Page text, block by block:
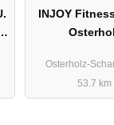
INJOY
Osterholz-
53.7 km